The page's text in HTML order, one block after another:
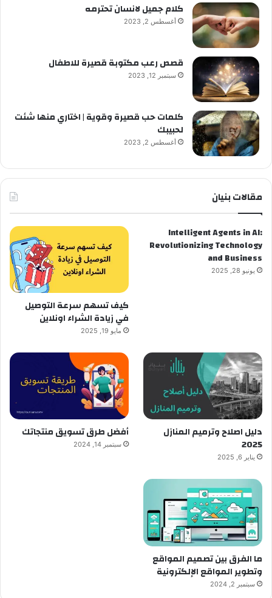
كلام جميل لانسان تحترمه
أغسطس 2, 2023
قصص رعب مكتوبة قصيرة للاطفال
سبتمبر 12, 2023
كلمات حب قصيرة وقوية | اختاري منها شئت
لحبيبك
أغسطس 2, 2023
مقالات بنيان
Intelligent Agents in AI:
Revolutionizing Technology
and Business
يونيو 28, 2025
كيف تسهم سرعة التوصيل
في زيادة الشراء اونلاين
مايو 19, 2025
دليل اصلاح وترميم المنازل
2025
يناير 6, 2025
أفضل طرق تسويق منتجاتك
سبتمبر 14, 2024
ما الفرق بين تصميم المواقع
وتطوير المواقع الإلكترونية
سبتمبر 2, 2024